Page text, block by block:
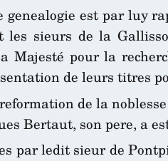
est par luy
sieurs de la
Majesté pour la
de leurs titres
de la
Bertaut, son pere, a
par ledit sieur de